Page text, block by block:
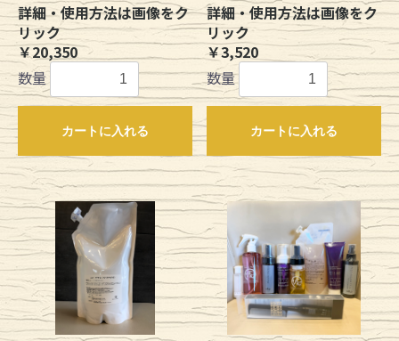
詳細・使用方法は画像をク
リック
￥20,350
数量
カートに入れる
詳細・使用方法は画像をク
リック
￥3,520
数量
カートに入れる